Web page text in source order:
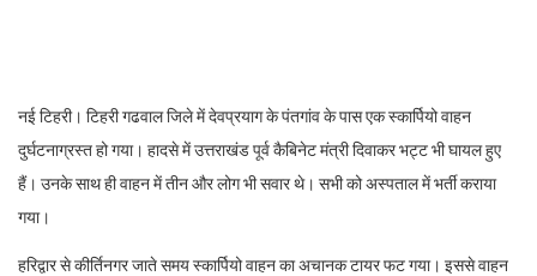
नई टिहरी। टिहरी गढवाल जिले में देवप्रयाग के पंतगांव के पास एक स्कार्पियो वाहन
दुर्घटनाग्रस्त हो गया। हादसे में उत्तराखंड पूर्व कैबिनेट मंत्री दिवाकर भट्ट भी घायल हुए
हैं। उनके साथ ही वाहन में तीन और लोग भी सवार थे। सभी को अस्पताल में भर्ती कराया
गया।
हरिद्वार से कीर्तिनगर जाते समय स्कार्पियो वाहन का अचानक टायर फट गया। इससे वाहन